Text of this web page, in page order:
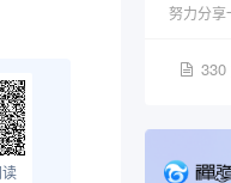
努力分享